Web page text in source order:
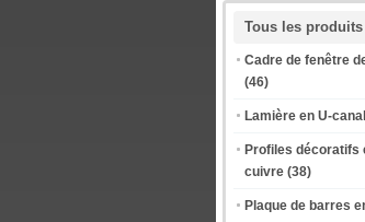
Tous les produits
Cadre de fenêtre
(46)
Lamière en U-
Profiles décoratifs
cuivre (38)
Plaque de barres